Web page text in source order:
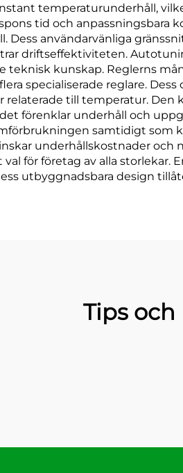
temperaturunderhåll,
tid och
användarvänliga
driftseffektiviteten.
teknisk kunskap. Reglerns
specialiserade reglare.
till temperatur.
förenklar underhåll och
samtidigt som
underhållskostnader och
för företag av alla
utbyggnadsbara design
Tips